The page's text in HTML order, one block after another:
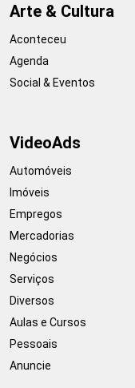
Arte & Cultura
Aconteceu
Agenda
Social & Eventos
VideoAds
Automóveis
Imóveis
Empregos
Mercadorias
Negócios
Serviços
Diversos
Aulas e Cursos
Pessoais
Anuncie